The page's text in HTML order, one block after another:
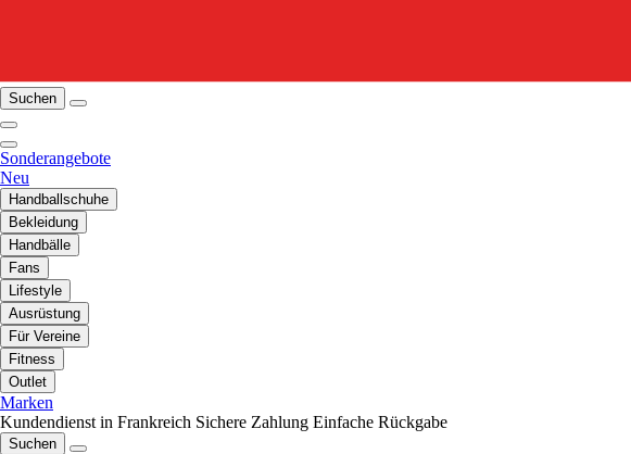
Suchen
Sonderangebote
Neu
Handballschuhe
Bekleidung
Handbälle
Fans
Lifestyle
Ausrüstung
Für Vereine
Fitness
Outlet
Marken
Kundendienst in Frankreich Sichere Zahlung Einfache Rückgabe
Suchen